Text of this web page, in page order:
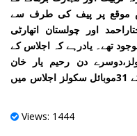
اس موقع پر پیف کی طرف سے
اور چولستان اتھارٹی
تھے۔ یادرہے کہ اجلاس کے
چولستان کے57 سکولز،دوسرے دن رحیم یار خان
چولستان کے 56اور تیسرے دن چولستان کے 31موبائل سکولز اجلاس میں
Views: 1444